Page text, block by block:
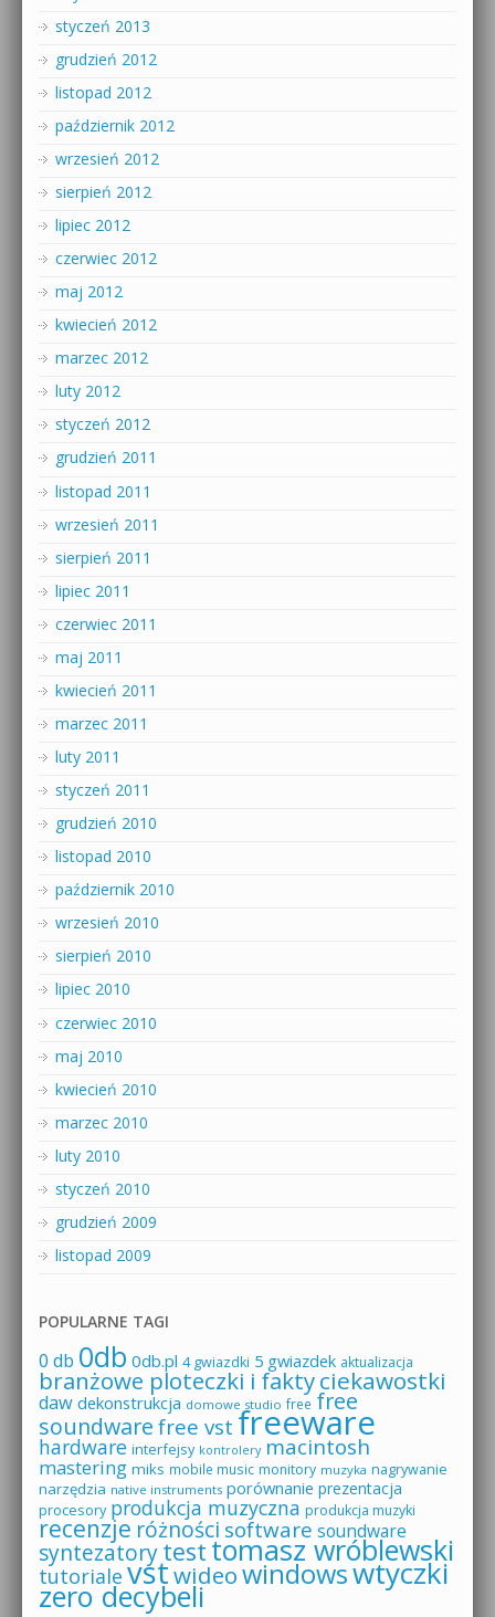
styczeń 2013
grudzień 2012
listopad 2012
październik 2012
wrzesień 2012
sierpień 2012
lipiec 2012
czerwiec 2012
maj 2012
kwiecień 2012
marzec 2012
luty 2012
styczeń 2012
grudzień 2011
listopad 2011
wrzesień 2011
sierpień 2011
lipiec 2011
czerwiec 2011
maj 2011
kwiecień 2011
marzec 2011
luty 2011
styczeń 2011
grudzień 2010
listopad 2010
październik 2010
wrzesień 2010
sierpień 2010
lipiec 2010
czerwiec 2010
maj 2010
kwiecień 2010
marzec 2010
luty 2010
styczeń 2010
grudzień 2009
listopad 2009
POPULARNE TAGI
0 db 0db 0db.pl 4 gwiazdki 5 gwiazdek aktualizacja
branżowe ploteczki i faktyciekawostki
daw dekonstrukcja domowe studio free free
soundware free vst freeware
hardware interfejsy kontrolery macintosh
mastering miks mobile music monitory muzyka nagrywanie
narzędzia native instruments porównanie prezentacja
procesory produkcja muzyczna produkcja muzyki
recenzje różności software soundware
syntezatorytesttomasz wróblewski
tutoriale vstwideowindowswtyczki
zero decybeli